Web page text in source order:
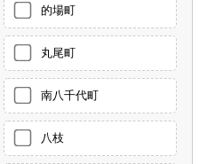
的場町
丸尾町
南八千代町
八枝